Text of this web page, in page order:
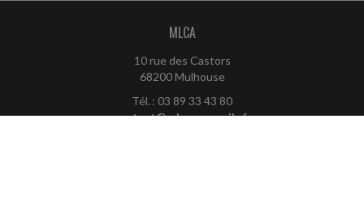
MLCA
10 rue des Castors
68200 Mulhouse
Tél. : 03 89 33 43 80
contact@mlca-conseils.fr